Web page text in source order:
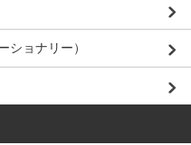
ショナリー）